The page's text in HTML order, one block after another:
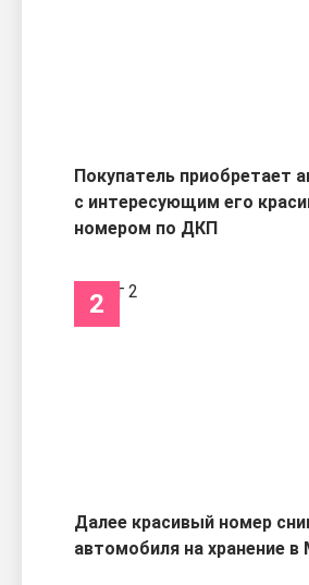
Покупатель приобретает
с интересующим его
номером по ДКП
2
Далее красивый номер
автомобиля на хранение